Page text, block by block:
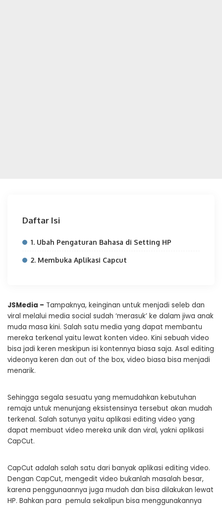
Daftar Isi
1. Ubah Pengaturan Bahasa di Setting HP
2. Membuka Aplikasi Capcut
JSMedia – Tampaknya, keinginan untuk menjadi seleb dan
viral melalui media social sudah ‘merasuk’ ke dalam jiwa anak
muda masa kini. Salah satu media yang dapat membantu
mereka terkenal yaitu lewat konten video. Kini sebuah video
bisa jadi keren meskipun isi kontennya biasa saja. Asal editing
videonya keren dan out of the box, video biasa bisa menjadi
menarik.
Sehingga segala sesuatu yang memudahkan kebutuhan
remaja untuk menunjang eksistensinya tersebut akan mudah
terkenal. Salah satunya yaitu aplikasi editing video yang
dapat membuat video mereka unik dan viral, yakni aplikasi
CapCut.
CapCut adalah salah satu dari banyak aplikasi editing video.
Dengan CapCut, mengedit video bukanlah masalah besar,
karena penggunaannya juga mudah dan bisa dilakukan lewat
HP. Bahkan para pemula sekalipun bisa menggunakannya